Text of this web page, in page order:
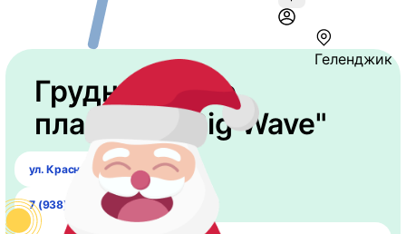
Геленджик
Грудничковое
плавание "Big Wave"
ул. Красных Партизан, 71
7 (938) 515-08-08